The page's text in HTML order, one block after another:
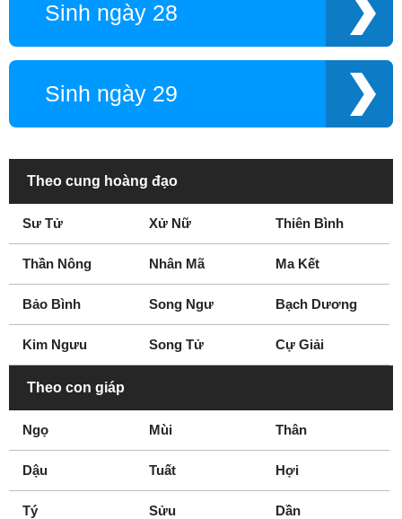
Sinh ngày 28
Sinh ngày 29
Theo cung hoàng đạo
Sư Tử Xử Nữ Thiên Bình
Thần Nông Nhân Mã Ma Kết
Bảo Bình Song Ngư Bạch Dương
Kim Ngưu Song Tử Cự Giải
Theo con giáp
Ngọ Mùi Thân
Dậu Tuất Hợi
Tý Sửu Dần